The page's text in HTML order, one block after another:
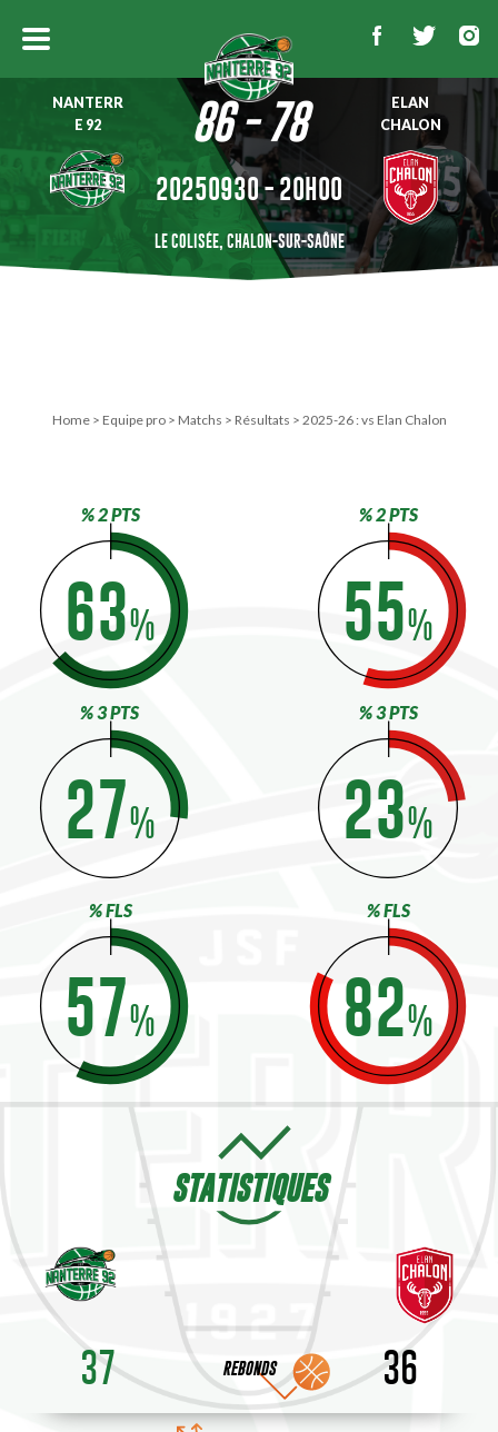
NANTERR
E 92
86 - 78
ELAN
CHALON
20250930 - 20H00
LE COLISÉE, CHALON-SUR-SAÔNE
Home> Equipe pro> Matchs > Résultats > 2025-26 : vs Elan Chalon
% 2 PTS
63%
% 3 PTS
27%
% FLS
57%
STATISTIQUES
37 REBONDS
36
% 2 PTS
55%
% 3 PTS
23%
% FLS
82%